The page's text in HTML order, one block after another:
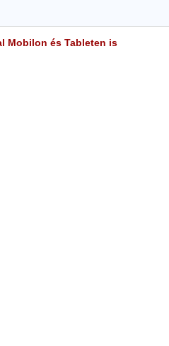
Mobilon és Tableten is